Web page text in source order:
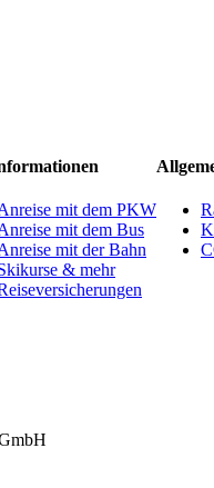
mit dem PKW
mit dem Bus
mit der Bahn
& mehr